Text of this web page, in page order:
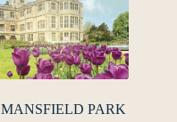
MANSFIELD PARK